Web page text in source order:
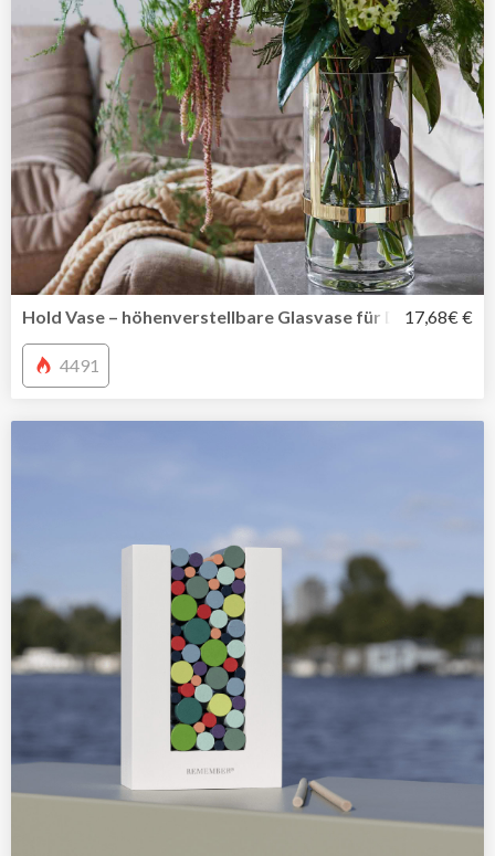
Hold Vase – höhenverstellbare Glasvase für Deine17,68€ €
4491